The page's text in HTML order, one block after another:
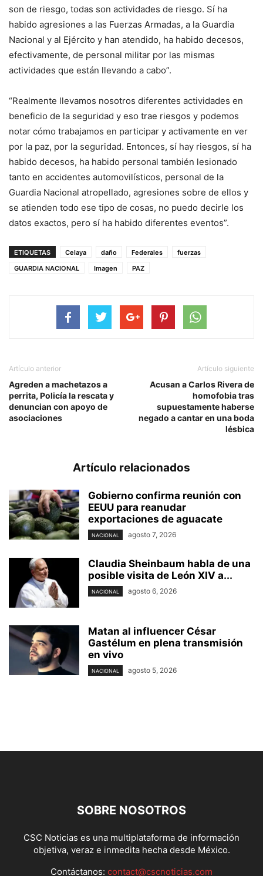
son de riesgo, todas son actividades de riesgo. Sí ha
habido agresiones a las Fuerzas Armadas, a la Guardia
Nacional y al Ejército y han atendido, ha habido decesos,
efectivamente, de personal militar por las mismas
actividades que están llevando a cabo”.
“Realmente llevamos nosotros diferentes actividades en
beneficio de la seguridad y eso trae riesgos y podemos
notar cómo trabajamos en participar y activamente en ver
por la paz, por la seguridad. Entonces, sí hay riesgos, sí ha
habido decesos, ha habido personal también lesionado
tanto en accidentes automovilísticos, personal de la
Guardia Nacional atropellado, agresiones sobre de ellos y
se atienden todo ese tipo de cosas, no puedo decirle los
datos exactos, pero sí ha habido diferentes eventos”.
ETIQUETAS Celaya daño Federales
fuerzas
GUARDIA NACIONAL
Imagen PAZ
Artículo anterior
Agreden a machetazos a
perrita, Policía la rescata y
denuncian con apoyo de
asociaciones
Artículo siguiente
Acusan a Carlos Rivera de
homofobia tras
supuestamente haberse
negado a cantar en una boda
lésbica
Artículo relacionados
Gobierno confirma reunión con
EEUU para reanudar
exportaciones de aguacate
NACIONAL agosto 7, 2026
Claudia Sheinbaum habla de una
posible visita de León XIV a...
NACIONAL agosto 6, 2026
Matan al influencer César
Gastélum en plena transmisión
en vivo
NACIONAL agosto 5, 2026
SOBRE NOSOTROS
CSC Noticias es una multiplataforma de información
objetiva, veraz e inmedita hecha desde México.
Contáctanos: contact@cscnoticias.com